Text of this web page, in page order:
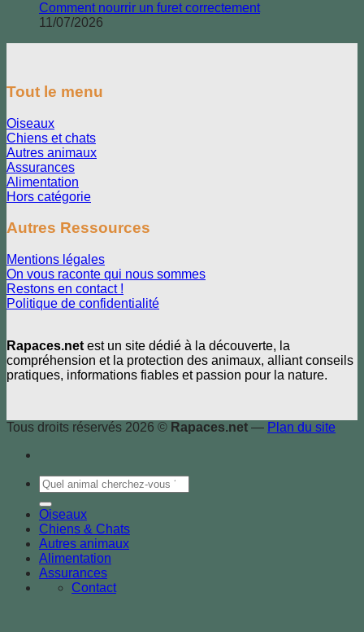
Comment nourrir un furet correctement
11/07/2026
Tout le menu
Oiseaux
Chiens et chats
Autres animaux
Assurances
Alimentation
Hors catégorie
Autres Ressources
Mentions légales
On vous raconte qui nous sommes
Restons en contact !
Politique de confidentialité
Rapaces.net est un site dédié à la découverte, la
compréhension et la protection des animaux, alliant conseils
pratiques, informations fiables et passion pour la nature.
Tous droits réservés 2026 © Rapaces.net — Plan du site
Oiseaux
Chiens & Chats
Autres animaux
Alimentation
Assurances
Contact